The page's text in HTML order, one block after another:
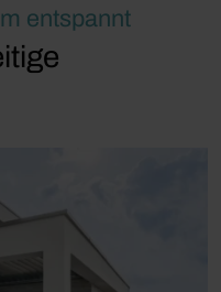
entspannt